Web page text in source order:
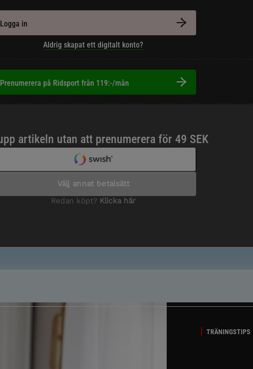
Logga in
Aldrig skapat ett digitalt konto?
Prenumerera på Ridsport från 119:-/mån
TRÄNINGSTIPS